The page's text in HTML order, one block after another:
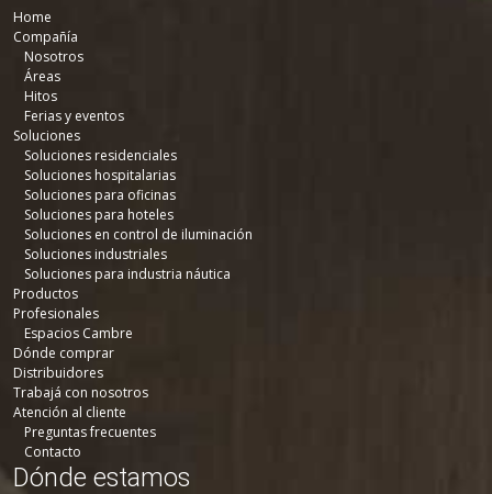
Home
Compañía
Nosotros
Áreas
Hitos
Ferias y eventos
Soluciones
Soluciones residenciales
Soluciones hospitalarias
Soluciones para oficinas
Soluciones para hoteles
Soluciones en control de iluminación
Soluciones industriales
Soluciones para industria náutica
Productos
Profesionales
Espacios Cambre
Dónde comprar
Distribuidores
Trabajá con nosotros
Atención al cliente
Preguntas frecuentes
Contacto
Dónde estamos